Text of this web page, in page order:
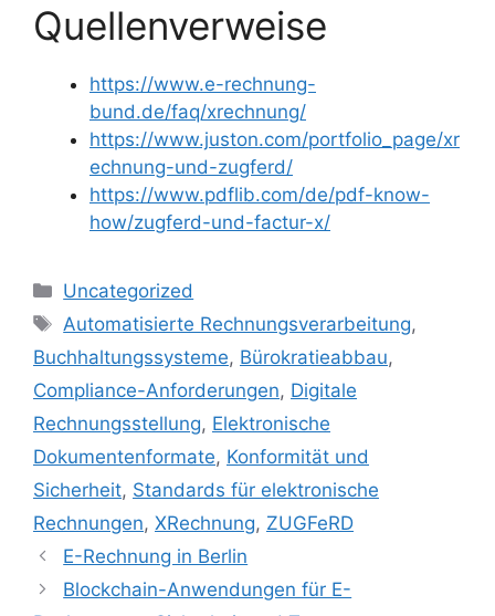
Quellenverweise
https://www.e-rechnung-
bund.de/faq/xrechnung/
https://www.juston.com/portfolio_page/xr
echnung-und-zugferd/
https://www.pdflib.com/de/pdf-know-
how/zugferd-und-factur-x/
Kategorien
Uncategorized
Schlagwörter
Automatisierte Rechnungsverarbeitung,
Buchhaltungssysteme, Bürokratieabbau,
Compliance-Anforderungen, Digitale
Rechnungsstellung, Elektronische
Dokumentenformate, Konformität und
Sicherheit, Standards für elektronische
Rechnungen, XRechnung, ZUGFeRD
E-Rechnung in Berlin
Blockchain-Anwendungen für E-